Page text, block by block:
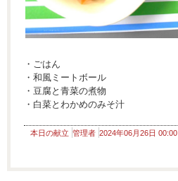
・ごはん
・和風ミートボール
・豆腐と青菜の煮物
・白菜とわかめのみそ汁
本日の献立 管理者 2024年06月26日 00:00